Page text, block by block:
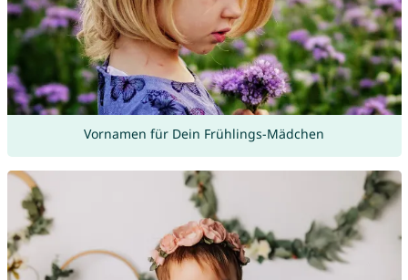
Vornamen für Dein Frühlings-Mädchen